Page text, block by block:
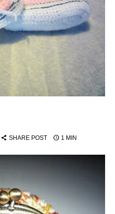
SHARE POST 1 MIN